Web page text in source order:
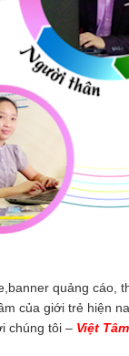
quảng
của giới trẻ hiện
chúng tôi – Việt